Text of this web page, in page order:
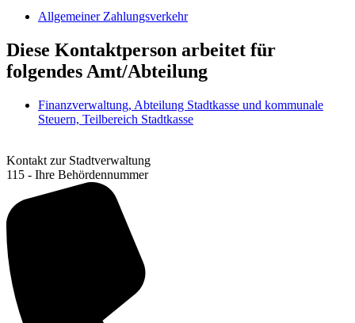
Allgemeiner Zahlungsverkehr
Diese Kontaktperson arbeitet für
folgendes Amt/Abteilung
Finanzverwaltung, Abteilung Stadtkasse und kommunale
Steuern, Teilbereich Stadtkasse
Kontakt zur Stadtverwaltung
115 - Ihre Behördennummer